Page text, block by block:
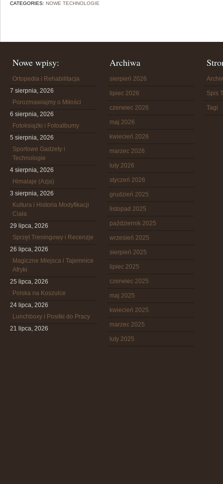
CATEGORIES: NOWE TECHNOLOGIE
Nowe wpisy:
Ortopedia i Rehabilitacja
7 sierpnia, 2026
Porozmawiajmy o Miłości
6 sierpnia, 2026
Fotoksiążki i Fotoalbumy
5 sierpnia, 2026
Sportowe Gadżety i
Technologie
4 sierpnia, 2026
Himalaje (Azja)
3 sierpnia, 2026
Kultura i Historia Modyfikacji
Ciała
29 lipca, 2026
Sprzęt Treningowy i Recenzje
26 lipca, 2026
Magiczne Miejsca i Tajemnice
Afryki
25 lipca, 2026
Polska na Koszulce
24 lipca, 2026
Lunchboxy i Posiłki do Pracy
21 lipca, 2026
Archiwa
sierpień 2026
lipiec 2026
czerwiec 2026
maj 2026
kwiecień 2026
marzec 2026
luty 2026
styczeń 2026
grudzień 2025
listopad 2025
październik 2025
wrzesień 2025
sierpień 2025
lipiec 2025
czerwiec 2025
maj 2025
kwiecień 2025
marzec 2025
luty 2025
Spis
Tagi